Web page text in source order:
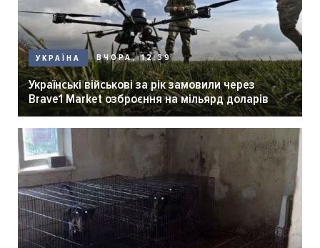
УКРАЇНА ВЧОРА, 12:39
Українські військові за рік замовили через
Brave1 Market озброєння на мільярд доларів